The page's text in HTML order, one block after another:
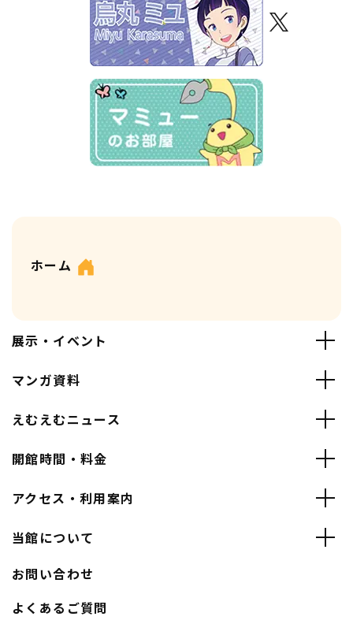
ホーム
展示・イベント
マンガ資料
えむえむニュース
開館時間・料金
アクセス・利用案内
当館について
お問い合わせ
よくあるご質問